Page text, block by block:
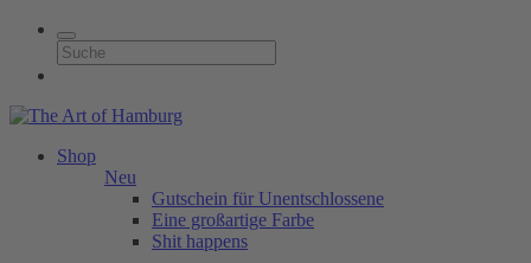
Shop
Neu
Gutschein für Unentschlossene
Eine großartige Farbe
Shit happens